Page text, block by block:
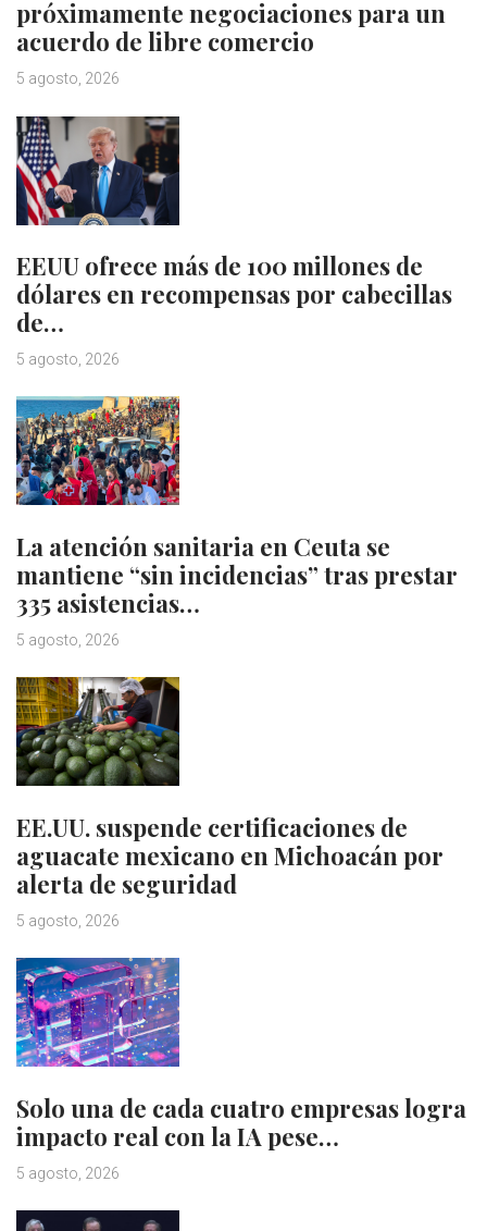
próximamente negociaciones para un
acuerdo de libre comercio
5 agosto, 2026
EEUU ofrece más de 100 millones de
dólares en recompensas por cabecillas
de…
5 agosto, 2026
La atención sanitaria en Ceuta se
mantiene “sin incidencias” tras prestar
335 asistencias…
5 agosto, 2026
EE.UU. suspende certificaciones de
aguacate mexicano en Michoacán por
alerta de seguridad
5 agosto, 2026
Solo una de cada cuatro empresas logra
impacto real con la IA pese…
5 agosto, 2026